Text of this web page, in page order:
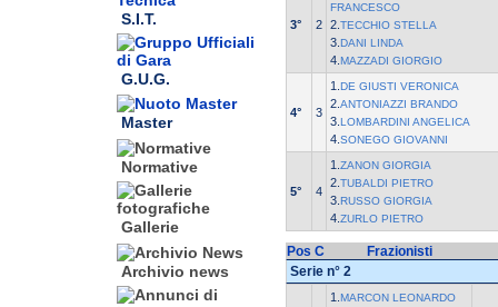
S.I.T.
G.U.G.
Master
Normative
Gallerie
Archivio news
3° 2
FRANCESCO
2. TECCHIO STELLA
3. DANI LINDA
4. MAZZADI GIORGIO
4° 3
1. DE GIUSTI VERONICA
2. ANTONIAZZI BRANDO
3. LOMBARDINI ANGELICA
4. SONEGO GIOVANNI
5° 4
1. ZANON GIORGIA
2. TUBALDI PIETRO
3. RUSSO GIORGIA
4. ZURLO PIETRO
Pos C
Frazionisti
Serie n° 2
1. MARCON LEONARDO